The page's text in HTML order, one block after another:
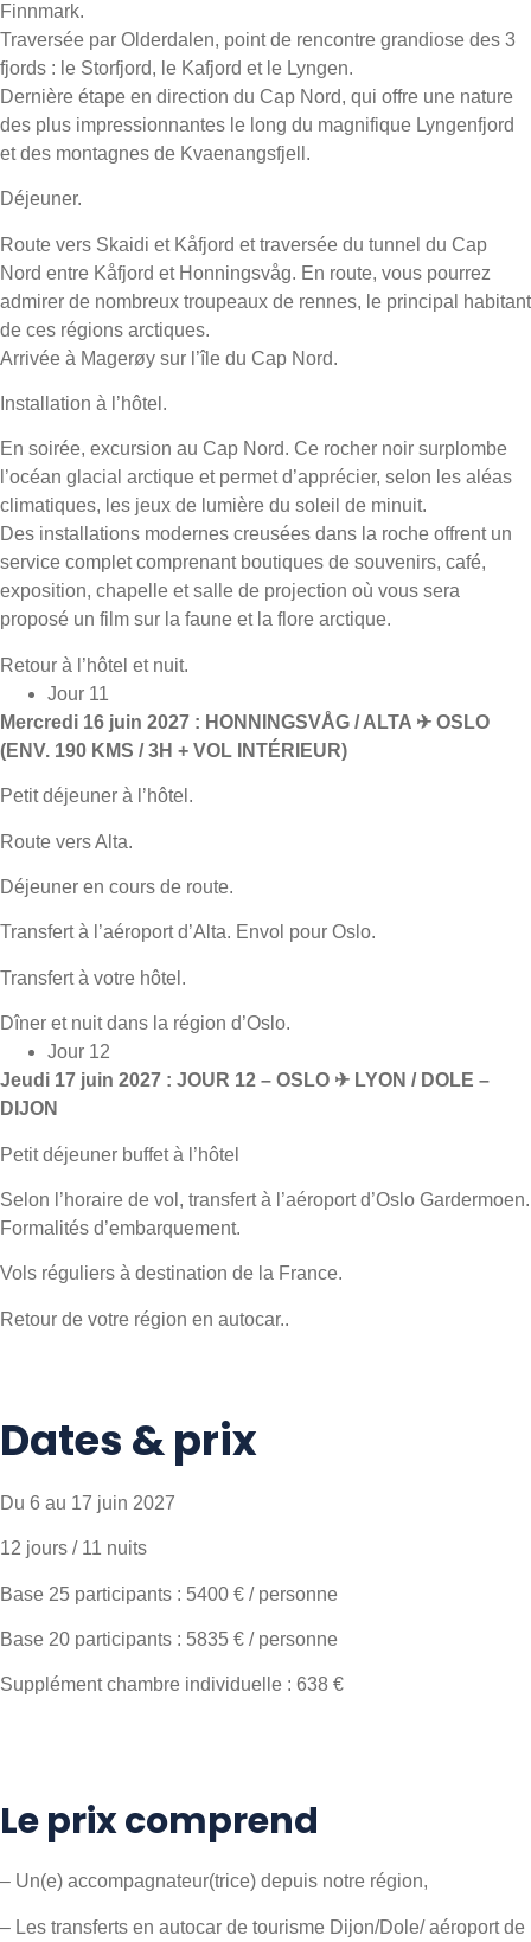
Finnmark.
Traversée par Olderdalen, point de rencontre grandiose des 3
fjords : le Storfjord, le Kafjord et le Lyngen.
Dernière étape en direction du Cap Nord, qui offre une nature
des plus impressionnantes le long du magnifique Lyngenfjord
et des montagnes de Kvaenangsfjell.
Déjeuner.
Route vers Skaidi et Kåfjord et traversée du tunnel du Cap
Nord entre Kåfjord et Honningsvåg. En route, vous pourrez
admirer de nombreux troupeaux de rennes, le principal habitant
de ces régions arctiques.
Arrivée à Magerøy sur l’île du Cap Nord.
Installation à l’hôtel.
En soirée, excursion au Cap Nord. Ce rocher noir surplombe
l’océan glacial arctique et permet d’apprécier, selon les aléas
climatiques, les jeux de lumière du soleil de minuit.
Des installations modernes creusées dans la roche offrent un
service complet comprenant boutiques de souvenirs, café,
exposition, chapelle et salle de projection où vous sera
proposé un film sur la faune et la flore arctique.
Retour à l’hôtel et nuit.
Jour 11
Mercredi 16 juin 2027 : HONNINGSVÅG / ALTA ✈ OSLO
(ENV. 190 KMS / 3H + VOL INTÉRIEUR)
Petit déjeuner à l’hôtel.
Route vers Alta.
Déjeuner en cours de route.
Transfert à l’aéroport d’Alta. Envol pour Oslo.
Transfert à votre hôtel.
Dîner et nuit dans la région d’Oslo.
Jour 12
Jeudi 17 juin 2027 : JOUR 12 – OSLO ✈ LYON / DOLE –
DIJON
Petit déjeuner buffet à l’hôtel
Selon l’horaire de vol, transfert à l’aéroport d’Oslo Gardermoen.
Formalités d’embarquement.
Vols réguliers à destination de la France.
Retour de votre région en autocar..
Dates & prix
Du 6 au 17 juin 2027
12 jours / 11 nuits
Base 25 participants : 5400 € / personne
Base 20 participants : 5835 € / personne
Supplément chambre individuelle : 638 €
Le prix comprend
– Un(e) accompagnateur(trice) depuis notre région,
– Les transferts en autocar de tourisme Dijon/Dole/ aéroport de